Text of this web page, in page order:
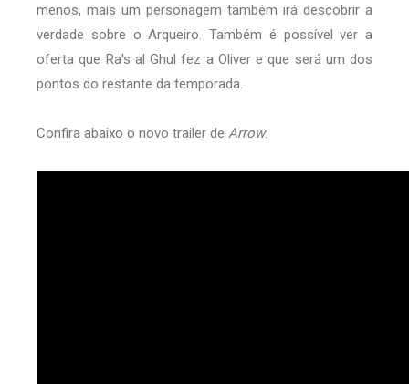
menos, mais um personagem também irá descobrir a
verdade sobre o Arqueiro. Também é possível ver a
oferta que Ra's al Ghul fez a Oliver e que será um dos
pontos do restante da temporada.
Confira abaixo o novo trailer de Arrow: